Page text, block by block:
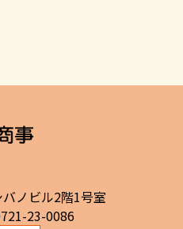
ノビル2階1号室
23-0086